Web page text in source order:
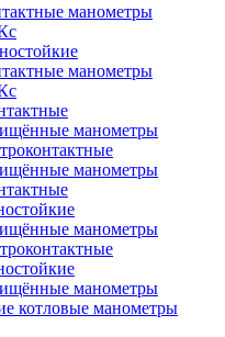
манометры
манометры
манометры
манометры
манометры
манометры
котловые манометры